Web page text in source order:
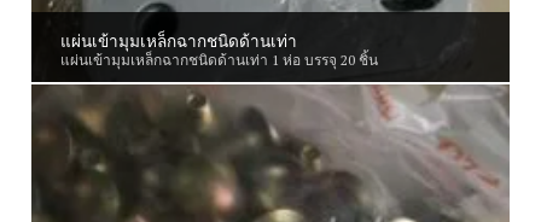
แผ่นเข้ามุมเหล็กฉากชนิดด้านเท่า
แผ่นเข้ามุมเหล็กฉากชนิดด้านเท่า 1 ห่อ บรรจุ 20 ชิ้น